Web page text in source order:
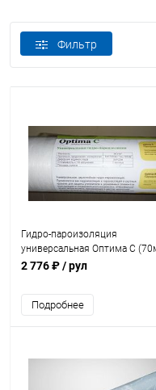
Фильтр
Гидро-пароизоляция
универсальная Оптима C
2 776 ₽/ рул
Подробнее